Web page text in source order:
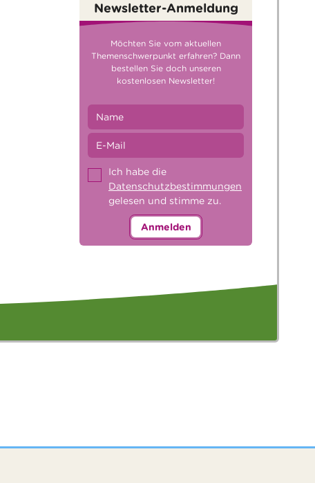
Newsletter-Anmeldung
Möchten Sie vom aktuellen
Themenschwerpunkt erfahren? Dann
bestellen Sie doch unseren
kostenlosen Newsletter!
Ich habe die
Datenschutzbestimmungen
gelesen und stimme zu.
Anmelden